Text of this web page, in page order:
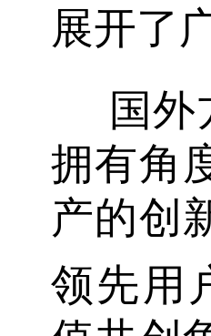
展开了
国外
拥有角
产的创
领先用